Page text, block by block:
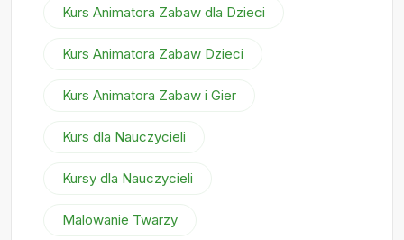
Kurs Animatora Zabaw dla Dzieci
Kurs Animatora Zabaw Dzieci
Kurs Animatora Zabaw i Gier
Kurs dla Nauczycieli
Kursy dla Nauczycieli
Malowanie Twarzy